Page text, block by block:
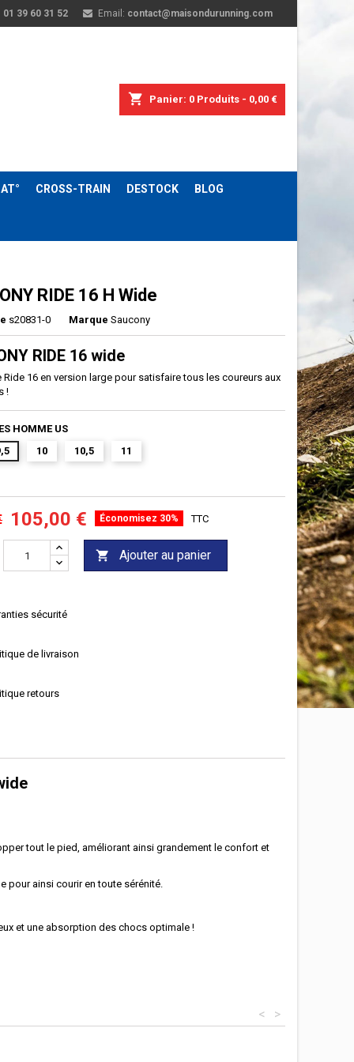
01 39 60 31 52 Email: contact@maisondurunning.com
shopping_cart Panier: 0Produits - 0,00 €
CROSS-TRAIN DESTOCK BLOG
RIDE 16 H Wide
s20831-0 Marque Saucony
RIDE 16 wide
Ride 16 en version large pour satisfaire tous les coureurs aux
!
HOMME US
10 10,5 11
105,00 € Économisez 30% TTC
 Ajouter au panier
sécurité
de livraison
retours
tout le pied, améliorant ainsi grandement le confort et
pour ainsi courir en toute sérénité.
et une absorption des chocs optimale !
>
<